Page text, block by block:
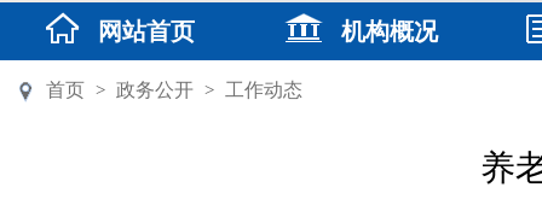
网站首页 机构概况
首页 > 政务公开 > 工作动态
养